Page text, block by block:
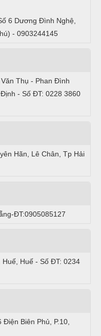
6 Dương Đình Nghệ,
- 0903244145
Thụ - Phan Đình
- Số ĐT: 0228 3860
Hãn, Lê Chân, Tp Hải
ĐT:0905085127
Huế - Số ĐT: 0234
Điện Biên Phủ, P.10,